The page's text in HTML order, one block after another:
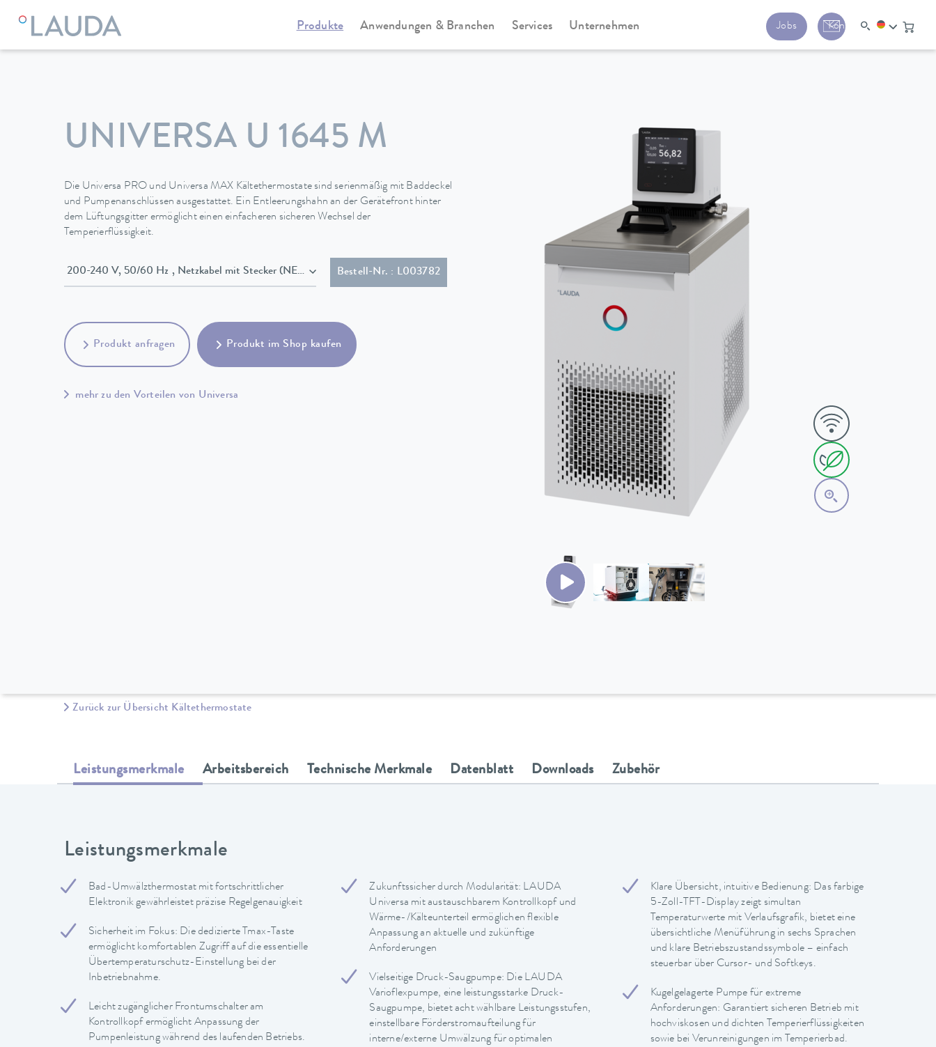
Produkte Anwendungen & Branchen Services Unternehmen Jobs Kontakt
LAUDA Temperiergeräte Kältethermostate Universa
UNIVERSA U 1645 M
Die Universa PRO und Universa MAX Kältethermostate sind serienmäßig mit Baddeckel
und Pumpenanschlüssen ausgestattet. Ein Entleerungshahn an der Gerätefront hinter
dem Lüftungsgitter ermöglicht einen einfacheren sicheren Wechsel der
Temperierflüssigkeit.
200-240 V, 50/60 Hz , Netzkabel mit Stecker (NEMA 6-20P)Bestell-Nr. : L003782
Produkt anfragen Produkt im Shop kaufen
mehr zu den Vorteilen von Universa
Zurück zur Übersicht Kältethermostate
Leistungsmerkmale Arbeitsbereich Technische Merkmale Datenblatt Downloads Zubehör
Leistungsmerkmale
Bad-Umwälzthermostat mit fortschrittlicher
Elektronik gewährleistet präzise Regelgenauigkeit
Sicherheit im Fokus: Die dedizierte Tmax-Taste
ermöglicht komfortablen Zugriff auf die essentielle
Übertemperaturschutz-Einstellung bei der
Inbetriebnahme.
Leicht zugänglicher Frontumschalter am
Kontrollkopf ermöglicht Anpassung der
Pumpenleistung während des laufenden Betriebs.
Zukunftssicher durch Modularität: LAUDA
Universa mit austauschbarem Kontrollkopf und
Wärme-/Kälteunterteil ermöglichen flexible
Anpassung an aktuelle und zukünftige
Anforderungen
Vielseitige Druck-Saugpumpe: Die LAUDA
Varioflexpumpe, eine leistungsstarke Druck-
Saugpumpe, bietet acht wählbare Leistungsstufen,
einstellbare Förderstromaufteilung für
interne/externe Umwälzung für optimalen
Klare Übersicht, intuitive Bedienung: Das farbige
5-Zoll-TFT-Display zeigt simultan
Temperaturwerte mit Verlaufsgrafik, bietet eine
übersichtliche Menüführung in sechs Sprachen
und klare Betriebszustandssymbole – einfach
steuerbar über Cursor- und Softkeys.
Kugelgelagerte Pumpe für extreme
Anforderungen: Garantiert sicheren Betrieb mit
hochviskosen und dichten Temperierflüssigkeiten
sowie bei Verunreinigungen im Temperierbad.